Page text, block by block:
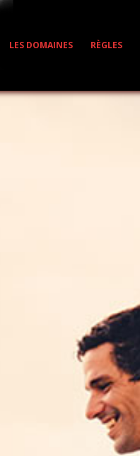
LES DOMAINES RÈGLES